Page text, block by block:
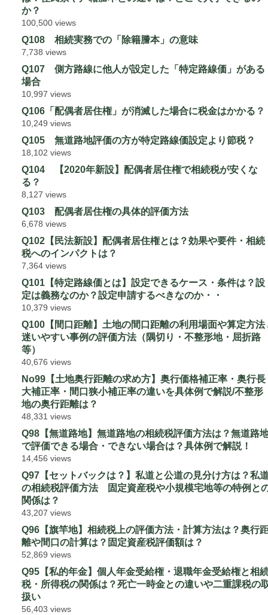
か？
100,500 views
Q108 相続実務での「除籍謄本」の意味
7,738 views
Q107 側方路線に他人が設定した「特定路線価」がある
場合
10,997 views
Q106「配偶者居住権」が消滅した場合に税金はかかる？
10,249 views
Q105 無道路地評価の方が特定路線価設定より節税？
18,102 views
Q104 【2020年新設】配偶者居住権で相続税が安くな
る？
8,127 views
Q103 配偶者居住権の具体的評価方法
6,678 views
Q102【民法新設】配偶者居住権とは？効果や要件・相続
税へのインパクトは？
7,364 views
Q101【特定路線価とは】設定できるケース・条件は？設
定は義務なのか？設定申請するべきなのか・・
10,379 views
Q100【間口距離】土地の間口距離の利用場面や算定方法
迷いやすい事例の評価方法（隅切り・不整形地・屈折路
等）
40,676 views
No99【土地奥行距離の求め方】奥行価格補正率・奥行長
大補正率・間口狭小補正率の違いを具体例で解説/不整形
地の奥行距離は？
48,331 views
Q98【無道路地】無道路地の相続税評価方法は？無道路
で評価できる場合・できない場合は？具体例で解説！
14,456 views
Q97【セットバックは？】私道と公道の見分け方は？私
の相続税評価方法 固定資産税や小規模宅地等の特例と
関係は？
43,207 views
Q96【旗竿地】相続税上の評価方法・計算方法は？奥行
離や間口の計算は？固定資産税評価額は？
52,869 views
Q95【私的年金】個人年金受給権・退職年金受給権と相
税・所得税の関係は？死亡一時金との違いや二重課税の
扱い
56,403 views